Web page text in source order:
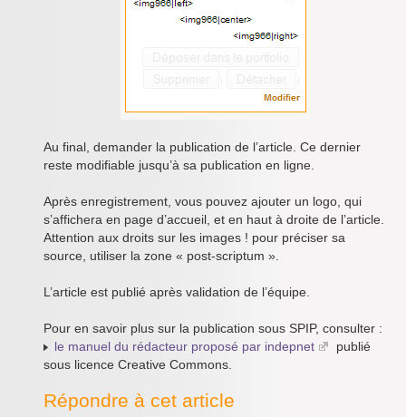
Au final, demander la publication de l’article. Ce dernier
reste modifiable jusqu’à sa publication en ligne.
Après enregistrement, vous pouvez ajouter un logo, qui
s’affichera en page d’accueil, et en haut à droite de l’article.
Attention aux droits sur les images ! pour préciser sa
source, utiliser la zone « post-scriptum ».
L’article est publié après validation de l’équipe.
Pour en savoir plus sur la publication sous SPIP, consulter :
le manuel du rédacteur proposé par indepnet
publié
sous licence Creative Commons.
Répondre à cet article